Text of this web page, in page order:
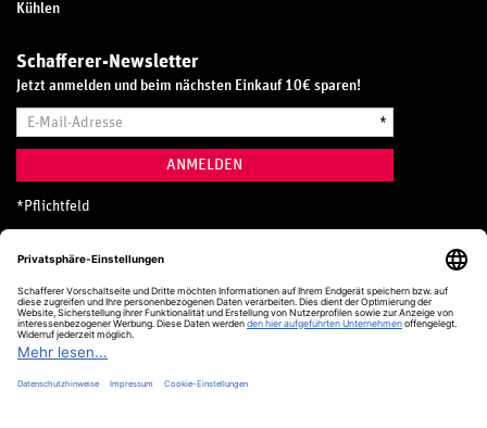
Kühlen
Schafferer-Newsletter
Jetzt anmelden und beim nächsten Einkauf 10€ sparen!
Mail-
*
ANMELDEN
* Pflichtfeld
Hotline
0800 20 70 300 (D)
Kostenlos aus dem deutschen Festnetz
24 Stunden / 365 Tage im Jahr